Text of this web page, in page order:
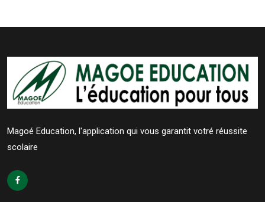
Magoé Education, l'application qui vous garantit votré réussite
scolaire